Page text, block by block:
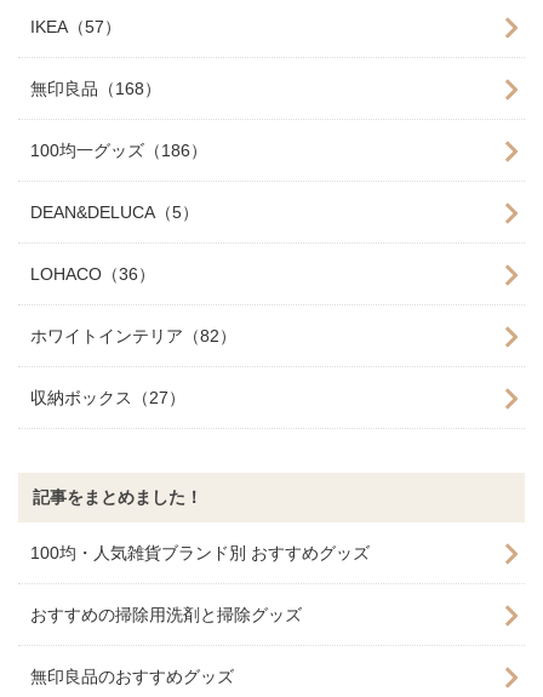
IKEA（57）
無印良品（168）
100均一グッズ（186）
DEAN&DELUCA（5）
LOHACO（36）
ホワイトインテリア（82）
収納ボックス（27）
記事をまとめました！
100均・人気雑貨ブランド別 おすすめグッズ
おすすめの掃除用洗剤と掃除グッズ
無印良品のおすすめグッズ